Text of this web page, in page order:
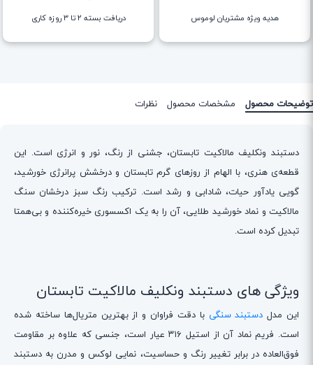
هدیه ویژه مشتریان لوموس دریافت بسته ۲ تا ۳ روزه کاری
توضیحات محصول مشخصات محصول نظرات
دستبند ونکلیف مالاکیت تابستان، جشنی از رنگ، نور و انرژی است. این
قطعه‌ی هنری، با الهام از روزهای گرم تابستان و درخشش پرانرژی خورشید،
گویی یادآور حیات، شادابی و رشد است. ترکیب رنگ سبز درخشان سنگ
مالاکیت و نماد خورشید طلایی، آن را به یک اکسسوری خیره‌کننده و بی‌همتا
تبدیل کرده است.
ویژگی های دستبند ونکلیف مالاکیت تابستان
این مدل دستبند سنگی با دقت فراوان و از بهترین متریال‌ها ساخته شده
است. فریم نماد آن از استیل ۳۱۶ عیار است، جنسی که علاوه بر مقاومت
فوق‌العاده در برابر تغییر رنگ و حساسیت، نمایی لوکس و مدرن به دستبند